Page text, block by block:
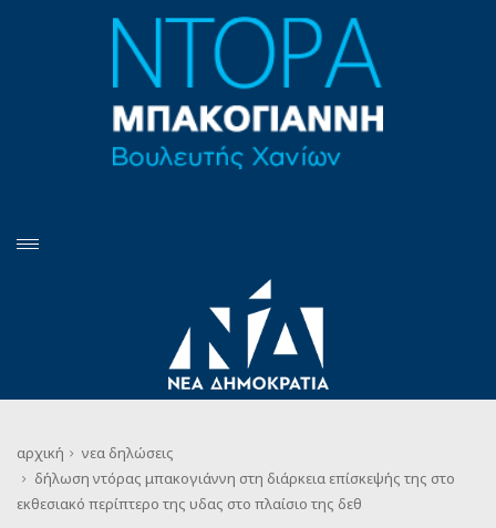
αρχική νεα δηλώσεις
δήλωση ντόρας μπακογιάννη στη διάρκεια επίσκεψής της στο
εκθεσιακό περίπτερο της υδας στο πλαίσιο της δεθ